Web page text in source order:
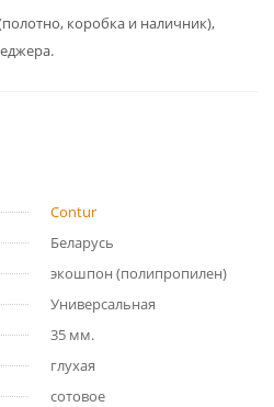
коробка и наличник),
Contur
Беларусь
экошпон (полипропилен)
Универсальная
35 мм.
глухая
сотовое